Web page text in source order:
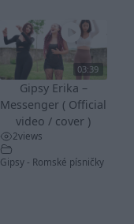
03:39
Gipsy Erika –
Messenger ( Official
video / cover )
2views
Gipsy - Romské písničky